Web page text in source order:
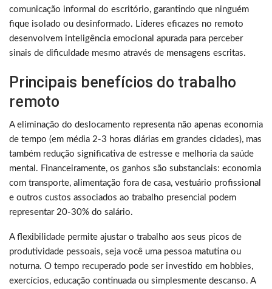
comunicação informal do escritório, garantindo que ninguém
fique isolado ou desinformado. Líderes eficazes no remoto
desenvolvem inteligência emocional apurada para perceber
sinais de dificuldade mesmo através de mensagens escritas.
Principais benefícios do trabalho
remoto
A eliminação do deslocamento representa não apenas economia
de tempo (em média 2-3 horas diárias em grandes cidades), mas
também redução significativa de estresse e melhoria da saúde
mental. Financeiramente, os ganhos são substanciais: economia
com transporte, alimentação fora de casa, vestuário profissional
e outros custos associados ao trabalho presencial podem
representar 20-30% do salário.
A flexibilidade permite ajustar o trabalho aos seus picos de
produtividade pessoais, seja você uma pessoa matutina ou
noturna. O tempo recuperado pode ser investido em hobbies,
exercícios, educação continuada ou simplesmente descanso. A